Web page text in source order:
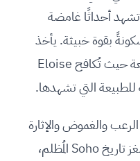
أحداثًا غامضة
بقوة خبيثة. يأخذ
الفيلم منعطفًا نفسيًّا وخارقًا للطبيعة حيث تُكافح Eloise
للطبيعة التي تشهدها.
والغموض والإثارة
النفسيّة، فبينما تتعمّق Eloise في لغز تاريخ Soho المُظلم،